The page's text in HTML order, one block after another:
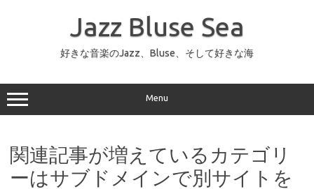
ッ
プ
Jazz Bluse Sea
好きな音楽のJazz、Bluse、そして好きな海
Menu
関連記事が増えているカテゴリ
ーはサブドメインで別サイトを